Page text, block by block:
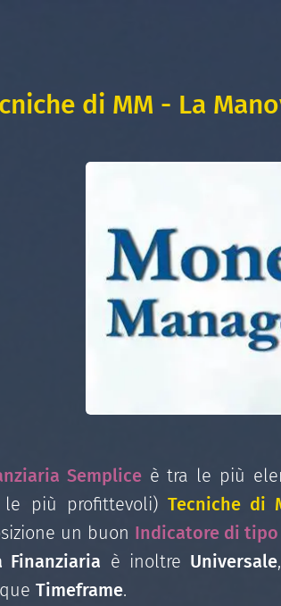
di MM - La
Semplice è tra le più
più profittevoli) Tecniche di
un buon Indicatore di tipo
Finanziaria è inoltre Universale
Timeframe.